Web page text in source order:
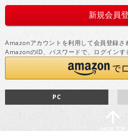
Amazonアカウントを利用して会員登録さ
AmazonのID、パスワードで、ログインす
PC